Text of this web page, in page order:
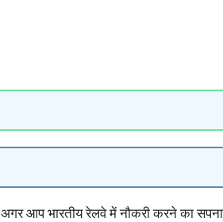
अगर आप भारतीय रेलवे में नौकरी करने का